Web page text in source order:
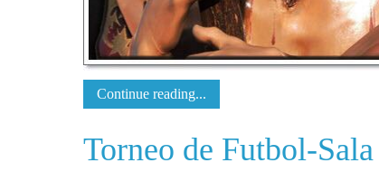
Continue reading...
Torneo de Futbol-